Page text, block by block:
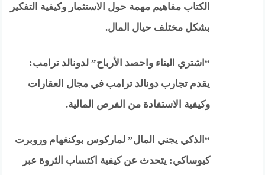
الكتاب مفاهيم مهمة حول الاستثمار وكيفية التفكير
بشكل مختلف حيال المال.
“اشتري البناء واحصد الأرباح” لدونالد ترامب:
يقدم تجارب دونالد ترامب في مجال العقارات
وكيفية الاستفادة من الفرص المالية.
“الذكي يجني المال” لماركوس بوكنغهام وروبرت
كيوساكي: يتحدث عن كيفية اكتساب الثروة عبر